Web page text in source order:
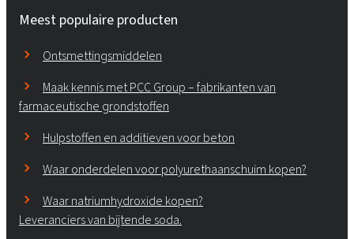
Meest populaire producten
Ontsmettingsmiddelen
Maak kennis met PCC Group – fabrikanten van
farmaceutische grondstoffen
Hulpstoffen en additieven voor beton
Waar onderdelen voor polyurethaanschuim kopen?
Waar natriumhydroxide kopen?
Leveranciers van bijtende soda.